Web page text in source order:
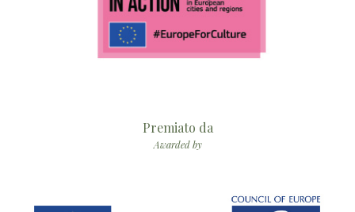
Premiato da
Awarded by